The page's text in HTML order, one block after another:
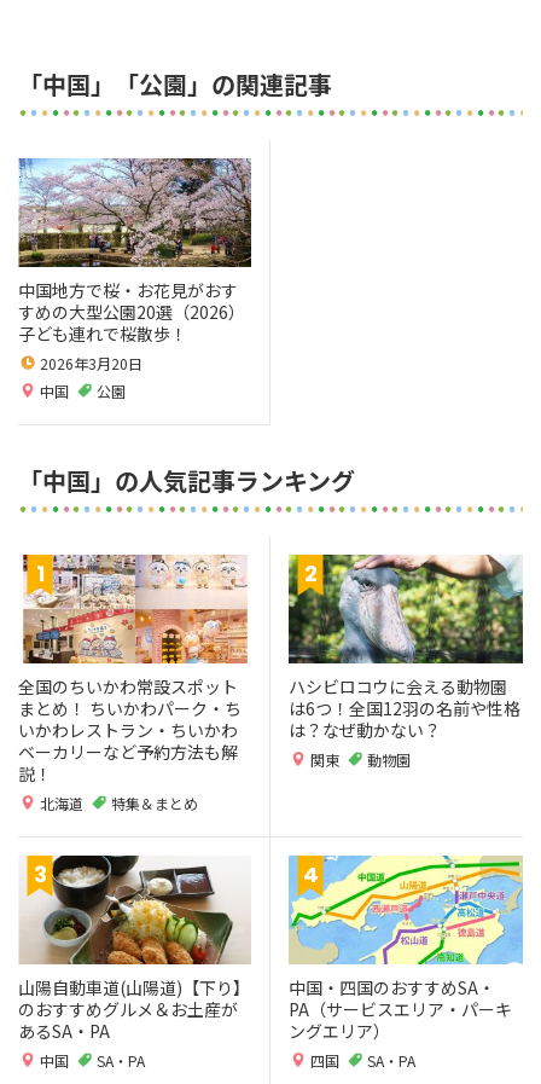
「中国」「公園」の関連記事
中国地方で桜・お花見がおす
すめの大型公園20選（2026）
子ども連れで桜散歩！
2026年3月20日
中国
公園
「中国」の人気記事ランキング
全国のちいかわ常設スポット
まとめ！ ちいかわパーク・ち
いかわレストラン・ちいかわ
ベーカリーなど予約方法も解
説！
北海道 特集＆まとめ
ハシビロコウに会える動物園
は6つ！全国12羽の名前や性格
は？なぜ動かない？
関東 動物園
山陽自動車道(山陽道)【下り】
のおすすめグルメ＆お土産が
あるSA・PA
中国 SA・PA
中国・四国のおすすめSA・
PA（サービスエリア・パーキ
ングエリア）
四国 SA・PA